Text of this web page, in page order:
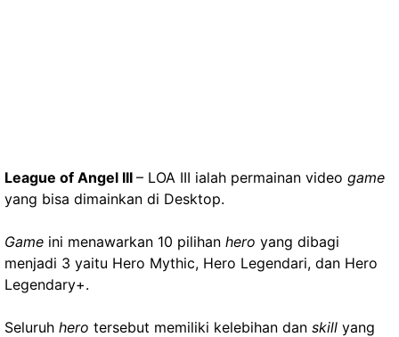
League of Angel III – LOA III ialah permainan video game
yang bisa dimainkan di Desktop.
Game ini menawarkan 10 pilihan hero yang dibagi
menjadi 3 yaitu Hero Mythic, Hero Legendari, dan Hero
Legendary+.
Seluruh hero tersebut memiliki kelebihan dan skill yang